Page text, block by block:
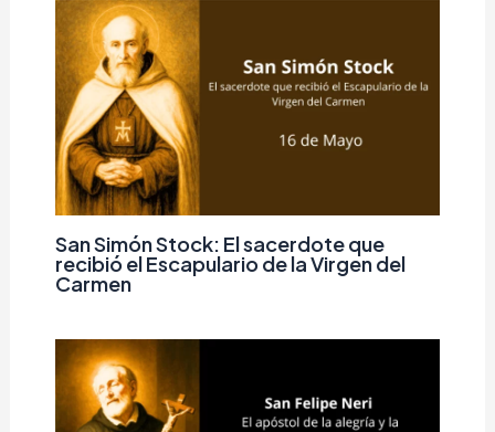
San Simón Stock: El sacerdote que
recibió el Escapulario de la Virgen del
Carmen